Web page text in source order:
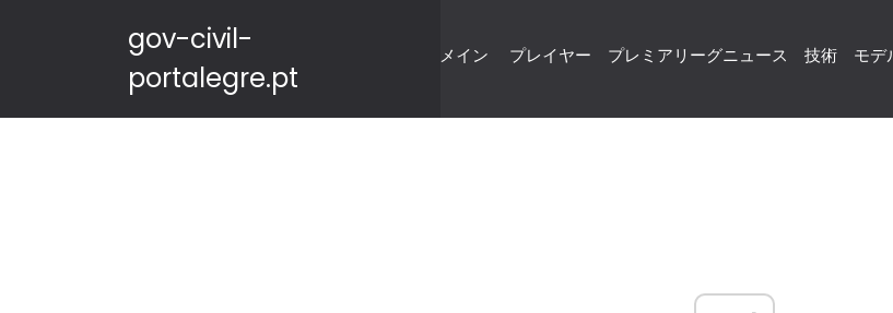
gov-civil-
portalegre.pt
メイン プレイヤー プレミアリーグニュース 技術 モデ